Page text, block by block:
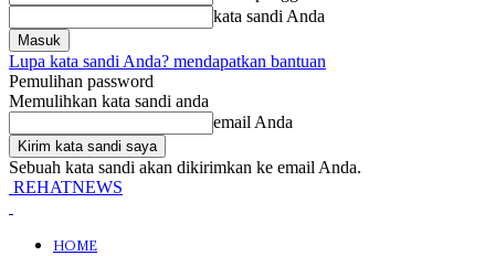
kata sandi Anda
Lupa kata sandi Anda? mendapatkan bantuan
Pemulihan password
Memulihkan kata sandi anda
email Anda
Sebuah kata sandi akan dikirimkan ke email Anda.
REHATNEWS
HOME